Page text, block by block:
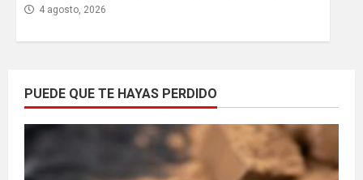
4 agosto, 2026
PUEDE QUE TE HAYAS PERDIDO